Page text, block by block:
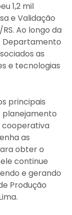
1,2 mil
e Validação
Ao longo da
Departamento
as
e tecnologias
principais
planejamento
cooperativa
as
obter o
continue
e gerando
Produção